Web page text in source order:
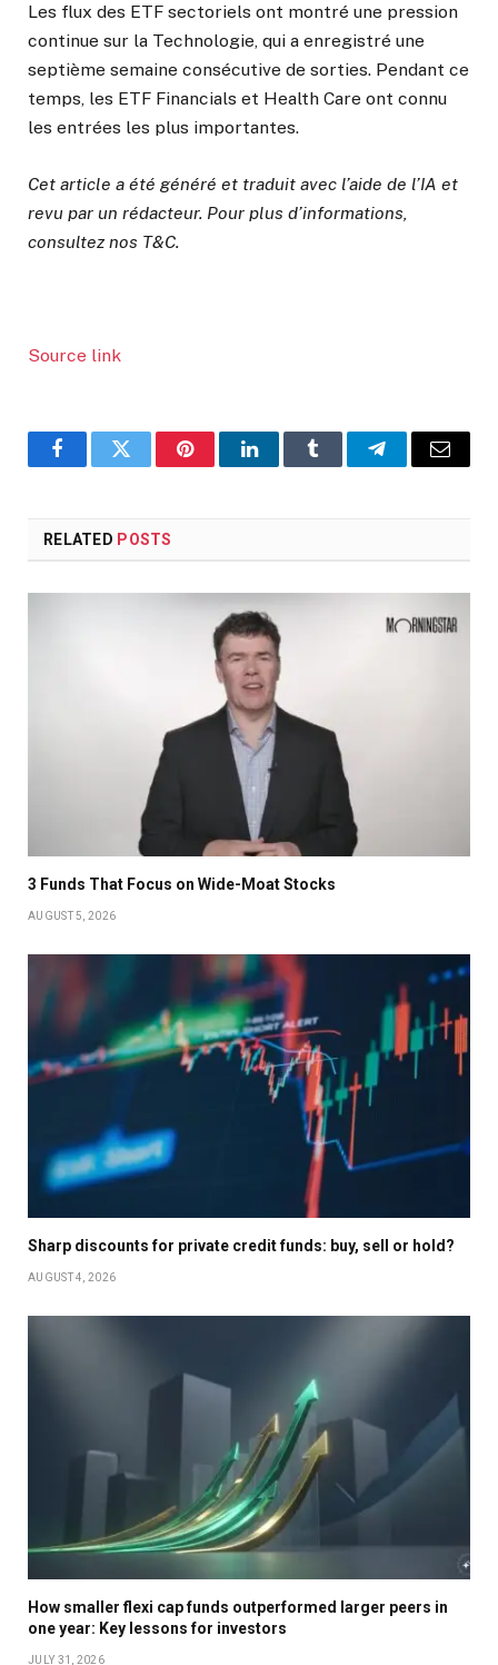
Les flux des ETF sectoriels ont montré une pression
continue sur la Technologie, qui a enregistré une
septième semaine consécutive de sorties. Pendant ce
temps, les ETF Financials et Health Care ont connu
les entrées les plus importantes.
Cet article a été généré et traduit avec l’aide de l’IA et
revu par un rédacteur. Pour plus d’informations,
consultez nos T&C.
Source link
FacebookTwitter PinterestLinkedInTumblr TelegramEmail
RELATED POSTS
3 Funds That Focus on Wide-Moat Stocks
AUGUST 5, 2026
Sharp discounts for private credit funds: buy, sell or hold?
AUGUST 4, 2026
How smaller flexi cap funds outperformed larger peers in
one year: Key lessons for investors
JULY 31, 2026